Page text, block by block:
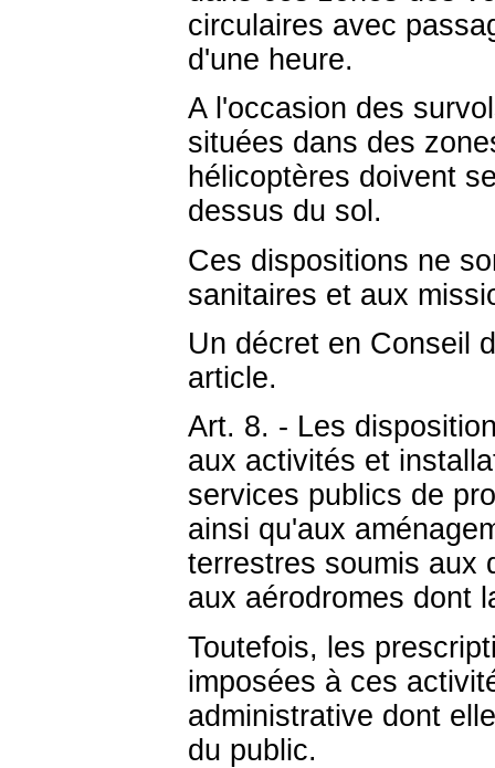
circulaires avec
d'une heure.
A l'occasion des
situées dans des
hélicoptères doivent
dessus du sol.
Ces dispositions ne
sanitaires et aux
Un décret en Conseil
article.
Art. 8. - Les
aux activités et
services publics de
ainsi qu'aux
terrestres soumis aux
aux aérodromes dont
Toutefois, les
imposées à ces
administrative dont
du public.